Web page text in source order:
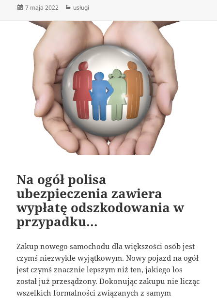
Data
7 maja 2022 Kategorie
usługi
Na ogół polisa
ubezpieczenia zawiera
wypłatę odszkodowania w
przypadku…
Zakup nowego samochodu dla większości osób jest
czymś niezwykle wyjątkowym. Nowy pojazd na ogół
jest czymś znacznie lepszym niż ten, jakiego los
został już przesądzony. Dokonując zakupu nie licząc
wszelkich formalności związanych z samym